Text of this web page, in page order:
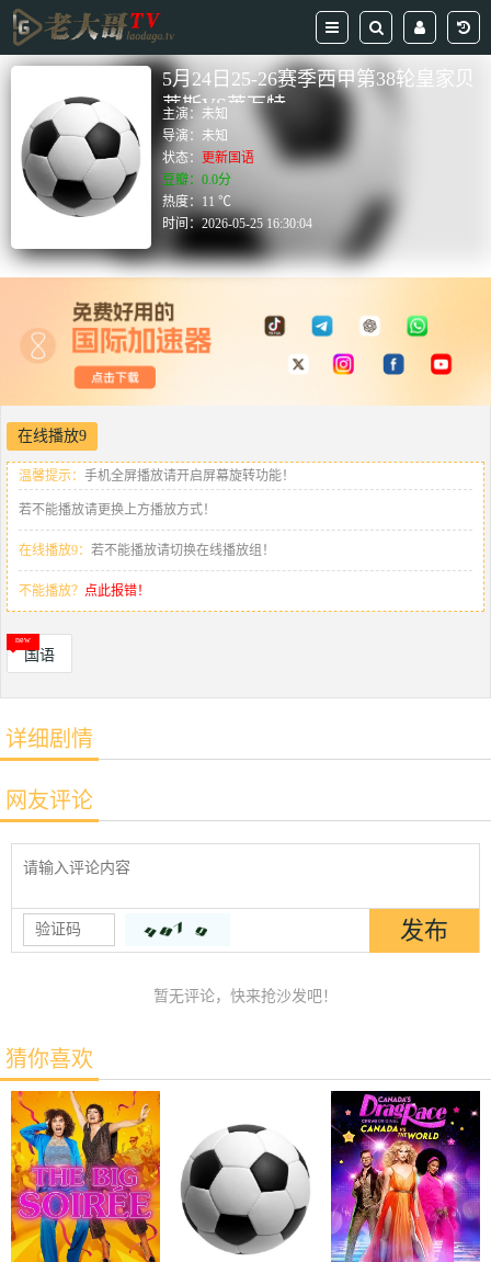
5月24日25-26赛季西甲第38轮皇家贝
蒂斯VS莱万特
主演： 未知
导演：未知
状态： 更新国语
豆瓣：0.0分
热度：11 ℃
时间：2026-05-25 16:30:04
在线播放9
温馨提示： 手机全屏播放请开启屏幕旋转功能！
若不能播放请更换上方播放方式！
在线播放9： 若不能播放请切换在线播放组！
不能播放？ 点此报错！
国语
详细剧情
网友评论
暂无评论，快来抢沙发吧！
猜你喜欢